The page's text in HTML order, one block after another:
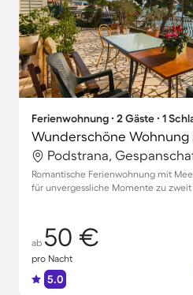
Ferienwohnung ∙ 2 Gäste ∙ 1
Romantische Ferienwohnung mit
für unvergessliche Momente zu zweit
ab 50 €
pro Nacht
5.0